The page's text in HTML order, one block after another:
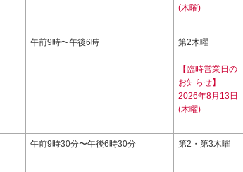
(木曜)
午前9時〜午後6時 第2木曜
【臨時営業日の
お知らせ】
2026年8月13日
(木曜)
午前9時30分〜午後6時30分 第2・第3木曜